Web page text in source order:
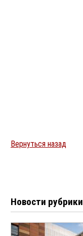
Вернуться назад
Новости рубрики